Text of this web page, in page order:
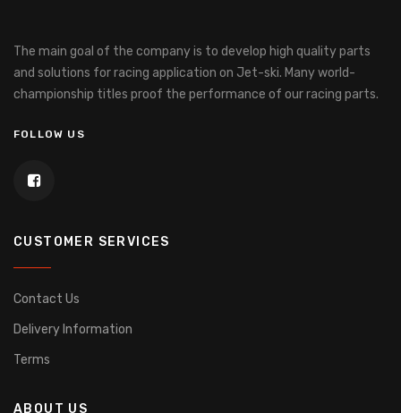
The main goal of the company is to develop high quality parts
and solutions for racing application on Jet-ski. Many world-
championship titles proof the performance of our racing parts.
FOLLOW US
CUSTOMER SERVICES
Contact Us
Delivery Information
Terms
ABOUT US